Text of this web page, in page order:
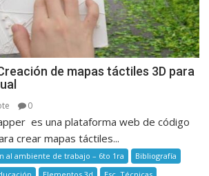
de mapas táctiles 3D para
0
es una plataforma web de código
crear mapas táctiles...
al ambiente de trabajo – 6to 1ra
Bibliografía